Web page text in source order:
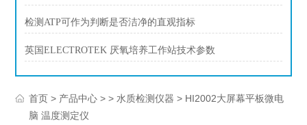
检测ATP可作为判断是否洁净的直观指标
英国ELECTROTEK 厌氧培养工作站技术参数
首页 > 产品中心 > > 水质检测仪器 > HI2002大屏幕平板微电
脑 温度测定仪